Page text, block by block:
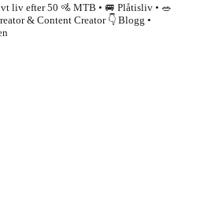
liv efter 50 🚵 MTB • 🚐 Plåtisliv • 🥗
& Content Creator👇 Blogg •